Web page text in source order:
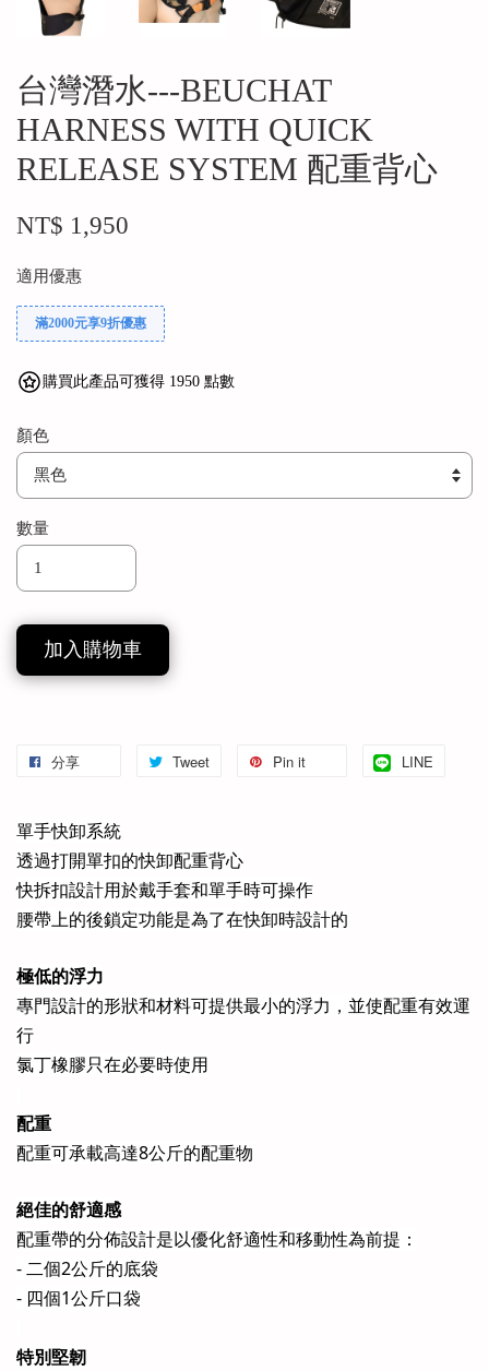
台灣潛水---BEUCHAT
HARNESS WITH QUICK
RELEASE SYSTEM 配重背心
NT$ 1,950
適用優惠
滿2000元享9折優惠
購買此產品可獲得 1950 點數
顏色
數量
加入購物車
分享 Tweet Pin it LINE
單手快卸系統
透過打開單扣的快卸配重背心
快拆扣設計用於戴手套和單手時可操作
腰帶上的後鎖定功能是為了在快卸時設計的
極低的浮力
專門設計的形狀和材料可提供最小的浮力，並使配重有效運
行
氯丁橡膠只在必要時使用
配重
配重可承載高達8公斤的配重物
絕佳的舒適感
配重帶的分佈設計是以優化舒適性和移動性為前提：
- 二個2公斤的底袋
- 四個1公斤口袋
特別堅韌